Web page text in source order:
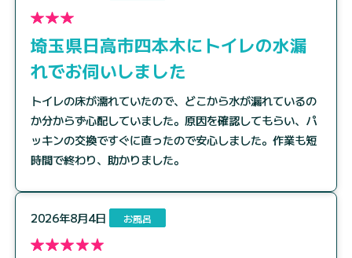
埼玉県日高市四本木にトイレの水漏
れでお伺いしました
トイレの床が濡れていたので、どこから水が漏れているの
か分からず心配していました。原因を確認してもらい、パ
ッキンの交換ですぐに直ったので安心しました。作業も短
時間で終わり、助かりました。
2026年8月4日 お風呂